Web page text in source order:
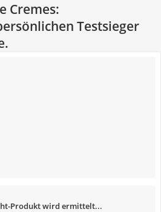
Cremes:
Testsieger
Produkt wird ermittelt...